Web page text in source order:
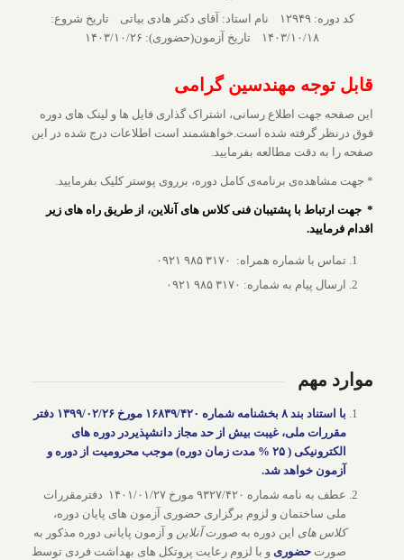
کد دوره: ۱۲۹۴۹ نام استاد: آقای دکتر هادی بیاتی تاریخ شروع:
۱۴۰۳/۱۰/۱۸ تاریخ آزمون(حضوری): ۱۴۰۳/۱۰/۲۶
قابل توجه مهندسین گرامی
این صفحه جهت اطلاع رسانی، اشتراک گذاری فایل ها و لینک های دوره
فوق درنظر گرفته شده است.خواهشمند است اطلاعات درج شده در این
صفحه را به دقت مطالعه بفرمایید.
* جهت مشاهده‌ی برنامه‌ی کامل دوره، برروی پوستر کلیک بفرمایید.
* جهت ارتباط با پشتیبان فنی کلاس های آنلاین، از طریق راه های زیر
اقدام فرمایید.
تماس با شماره همراه: ۳۱۷۰ ۹۸۵ ۰۹۲۱
ارسال پیام به شماره: ۳۱۷۰ ۹۸۵ ۰۹۲۱
موارد مهم
با استناد بند ۸ بخشنامه شماره ۱۶۸۳۹/۴۲۰ مورخ ۱۳۹۹/۰۲/۲۶ دفتر
مقررات ملی، غیبت بیش از حد مجاز دانشپذیردر دوره های
الکترونیکی ( ۲۵ % مدت زمان دوره) موجب محرومیت از دوره و
آزمون خواهد شد.
عطف به نامه شماره ۹۳۲۷/۴۲۰ مورخ ۱۴۰۱/۰۱/۲۷ دفترمقررات
ملی ساختمان و لزوم برگزاری حضوری آزمون های پایان دوره،
کلاس های این دوره به صورتآنلاین و آزمون پایانی دوره مذکور به
صورت حضوری و با لزوم رعایت پروتکل های بهداشت فردی توسط